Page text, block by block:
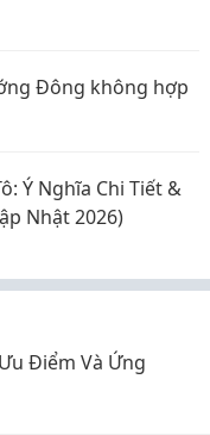
Đông không hợp
Ý Nghĩa Chi Tiết &
Nhật 2026)
Điểm Và Ứng